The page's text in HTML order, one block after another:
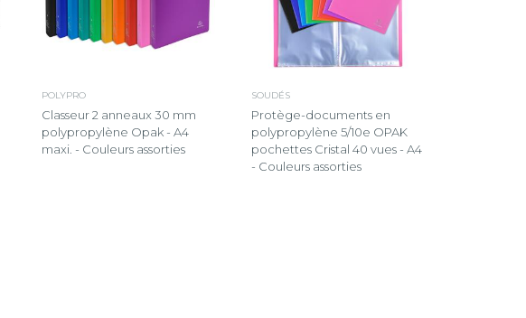
POLYPRO
Classeur 2 anneaux 30 mm
polypropylène Opak - A4
maxi. - Couleurs assorties
SOUDÉS
Protège-documents en
polypropylène 5/10e OPAK
pochettes Cristal 40 vues - A4
- Couleurs assorties